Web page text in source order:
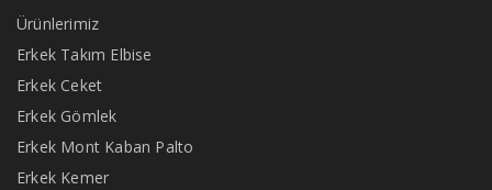
Ürünlerimiz
Erkek Takım Elbise
Erkek Ceket
Erkek Gömlek
Erkek Mont Kaban Palto
Erkek Kemer